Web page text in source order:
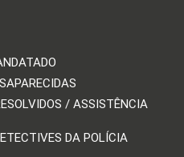
/ ASSISTÊNCIA
DA POLÍCIA